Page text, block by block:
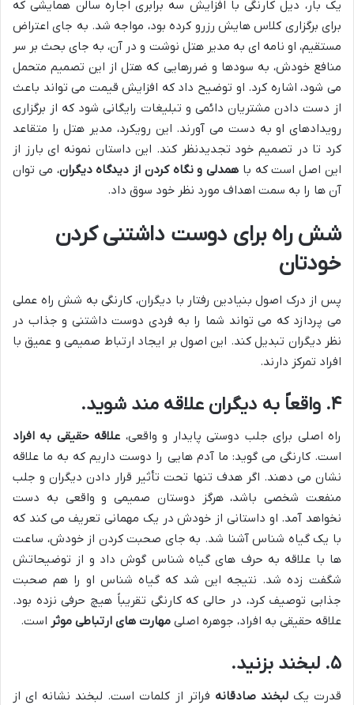
یک بار، دیل کارنگی با افزایش سه برابری اجاره سالن همایشی که
برای برگزاری کلاس هایش رزرو کرده بود، مواجه شد. به جای اعتراض
مستقیم، او نامه ای به مدیر هتل نوشت و در آن، به جای بحث بر سر
منافع خودش، به سودها و ضررهایی که هتل از این تصمیم متحمل
می شود، اشاره کرد. او توضیح داد که افزایش قیمت می تواند باعث
از دست دادن مشتریان دائمی و تبلیغات رایگانی شود که از برگزاری
رویدادهای او به دست می آورند. این رویکرد، مدیر هتل را متقاعد
کرد تا در تصمیم خود تجدیدنظر کند. این داستان نمونه ای بارز از
این اصل است که با همدلی و نگاه کردن از دیدگاه دیگران، می توان
آن ها را به سمت اهداف مورد نظر خود سوق داد.
شش راه برای دوست داشتنی کردن
خودتان
پس از درک اصول بنیادین رفتار با دیگران، کارنگی به شش راه عملی
می پردازد که می تواند شما را به فردی دوست داشتنی و جذاب در
نظر دیگران تبدیل کند. این اصول بر ایجاد ارتباط صمیمی و عمیق با
افراد تمرکز دارند.
۴. واقعاً به دیگران علاقه مند شوید.
راه اصلی برای جلب دوستی پایدار و واقعی، علاقه حقیقی به افراد
است. کارنگی می گوید: ما آدم هایی را دوست داریم که به ما علاقه
نشان می دهند. اگر هدف تنها تحت تأثیر قرار دادن دیگران و جلب
منفعت شخصی باشد، هرگز دوستان صمیمی و واقعی به دست
نخواهد آمد. او داستانی از خودش در یک مهمانی تعریف می کند که
با یک گیاه شناس آشنا شد. به جای صحبت کردن از خودش، ساعت
ها با علاقه به حرف های گیاه شناس گوش داد و از توضیحاتش
شگفت زده شد. نتیجه این شد که گیاه شناس او را هم صحبت
جذابی توصیف کرد، در حالی که کارنگی تقریباً هیچ حرفی نزده بود.
علاقه حقیقی به افراد، جوهره اصلی مهارت های ارتباطی موثر است.
۵. لبخند بزنید.
قدرت یکلبخند صادقانه فراتر از کلمات است. لبخند نشانه ای از